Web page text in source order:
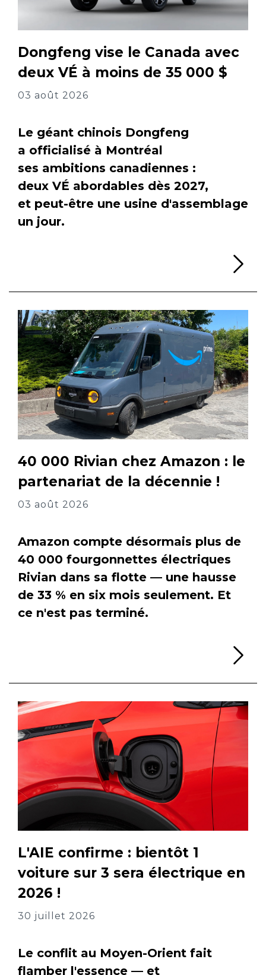
Dongfeng vise le Canada avec
deux VÉ à moins de 35 000 $
03 août 2026
Le géant chinois Dongfeng
a officialisé à Montréal
ses ambitions canadiennes :
deux VÉ abordables dès 2027,
et peut-être une usine d'assemblage
un jour.
40 000 Rivian chez Amazon : le
partenariat de la décennie !
03 août 2026
Amazon compte désormais plus de
40 000 fourgonnettes électriques
Rivian dans sa flotte — une hausse
de 33 % en six mois seulement. Et
ce n'est pas terminé.
L'AIE confirme : bientôt 1
voiture sur 3 sera électrique en
2026 !
30 juillet 2026
Le conflit au Moyen-Orient fait
flamber l'essence — et